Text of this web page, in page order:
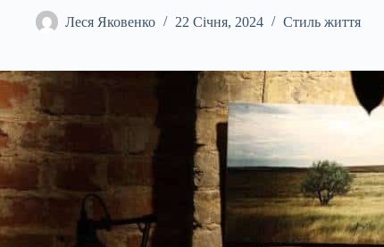
Леся Яковенко 22 Січня, 2024 Стиль життя